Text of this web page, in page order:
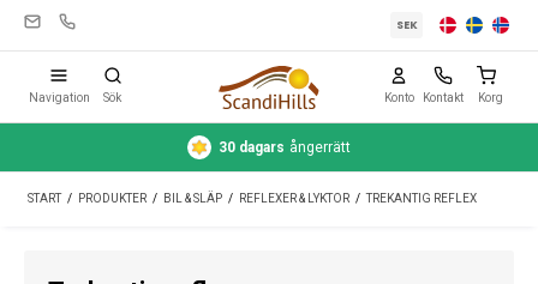
Tält
SEK
Navigation Sök Konto Kontakt Korg
30 dagars ångerrätt
START / PRODUKTER / BIL & SLÄP / REFLEXER & LYKTOR / TREKANTIG REFLEX